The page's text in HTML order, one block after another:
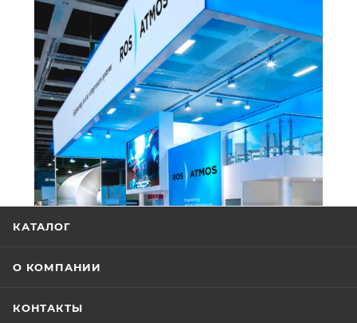
КАТАЛОГ
О КОМПАНИИ
КОНТАКТЫ